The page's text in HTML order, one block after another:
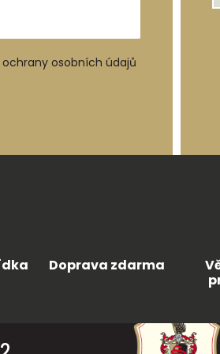
osobních údajů
Doprava zdarma